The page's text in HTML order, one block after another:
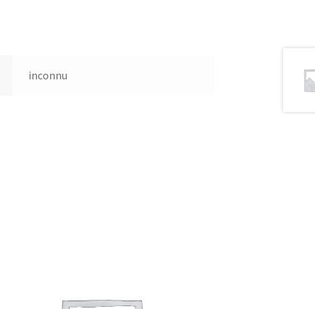
inconnu